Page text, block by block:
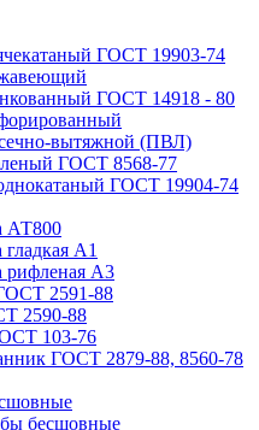
ГОСТ 19903-74
ГОСТ 14918 - 80
вытяжной (ПВЛ)
ГОСТ 8568-77
ГОСТ 19904-74
АТ800
А1
рифленая А3
2591-88
2590-88
103-76
ГОСТ 2879-88, 8560-78
бесшовные